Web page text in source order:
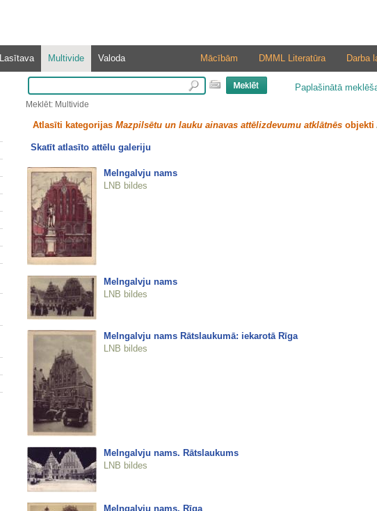
Lasītava Multivide Valoda Darba
DMML Literatūra
Mācībām
Paplašinātā
Meklēt: Multivide
Atlasīti kategorijas Mazpilsētu un lauku ainavas attēlizdevumu atklātnēsobjekti
Skatīt atlasīto attēlu galeriju
Melngalvju nams
LNB bildes
Melngalvju nams
LNB bildes
Melngalvju nams Rātslaukumā: iekarotā Rīga
LNB bildes
Melngalvju nams. Rātslaukums
LNB bildes
Melngalvju nams. Rīga